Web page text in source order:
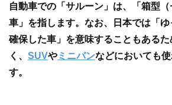
自動車での「サルーン」は、「箱型
車」を指します。なお、日本では「
確保した車」を意味することもある
く、 SUVやミニバンなどにおいても
す。